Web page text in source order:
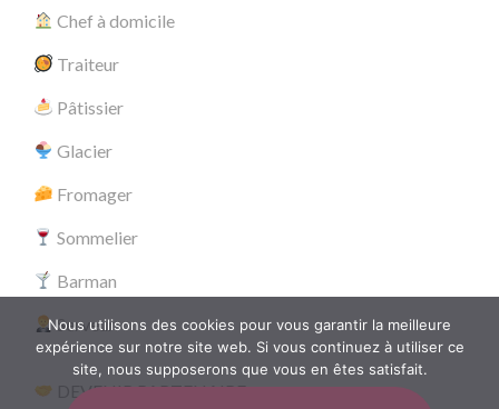
Chef à domicile
Traiteur
Pâtissier
Glacier
Fromager
Sommelier
Barman
Serveur
DEVENIR PARTENAIRE
Nous utilisons des cookies pour vous garantir la meilleure
expérience sur notre site web. Si vous continuez à utiliser ce
site, nous supposerons que vous en êtes satisfait.